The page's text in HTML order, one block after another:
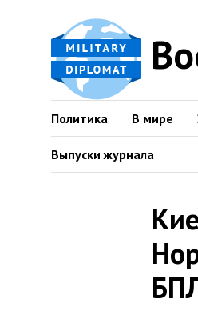
Политика В мире
Выпуски журнала